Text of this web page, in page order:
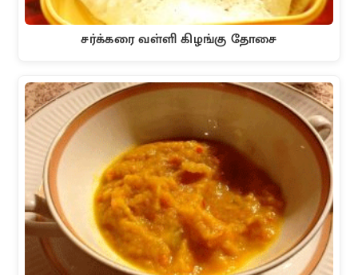
சர்க்கரை வள்ளி கிழங்கு தோசை